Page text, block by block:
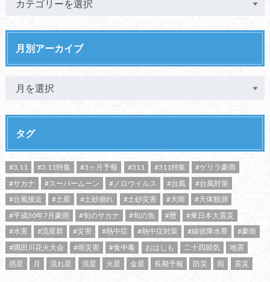
月別アーカイブ
タグ
#3.11 #3.11特集 #3ヶ月予報 #311 #311特集
#ゲリラ豪雨
#サカナ
#スーパームーン #ノロウイルス #台風
#台風対策
#台風接近
#土星 #土砂崩れ #土砂災害 #大雨
#天体観測
#平成30年7月豪雨
#旬のサカナ #旬の魚 #暦
#東日本大震災
#水害
#流星群 #災害 #熱中症 #熱中症対策 #線状降水帯
#豪雨
#隅田川花火大会
#雨災害 #食中毒 おはしも 二十四節気
地震
惑星
月 流れ星 流星 火星 金星 長期予報 防災 雨 震災